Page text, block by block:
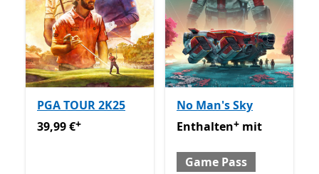
PGA TOUR 2K25
39,99 €Enthält In-App-Käufe
39,99 €+
No Man's Sky
Enthalten mit Game Pass
Enthalten+ mit
Game Pass